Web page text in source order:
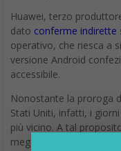
Huawei, terzo
dato conferme indirette
operativo, che riesca a
versione Android
accessibile.
Nonostante la proroga
Stati Uniti, infatti, i
più vicino. A tal
meglio, Huawei non si